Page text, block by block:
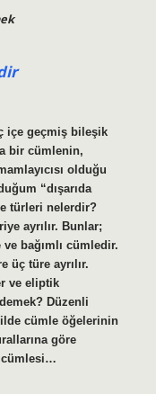
içe geçmiş bileşik
bir cümlenin,
olduğu
“dışarıda
türleri nelerdir?
ayrılır. Bunlar;
bağımlı cümledir.
üç türe ayrılır.
ve eliptik
Düzenli
cümle öğelerinin
göre
cümlesi…